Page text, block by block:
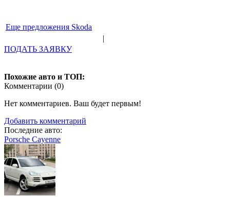
Еще предложения Skoda
|
ПОДАТЬ ЗАЯВКУ
Похожие авто и ТОП:
Комментарии (0)
Нет комментариев. Ваш будет первым!
Добавить комментарий
Последние авто:
Porsche Cayenne